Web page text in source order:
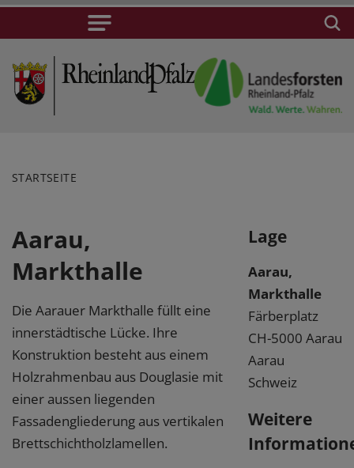
STARTSEITE
Aarau,
Markthalle
Die Aarauer Markthalle füllt eine
innerstädtische Lücke. Ihre
Konstruktion besteht aus einem
Holzrahmenbau aus Douglasie mit
einer aussen liegenden
Fassadengliederung aus vertikalen
Brettschichtholzlamellen.
Lage
Aarau,
Markthalle
Färberplatz
CH-5000 Aarau
Aarau
Schweiz
Weitere